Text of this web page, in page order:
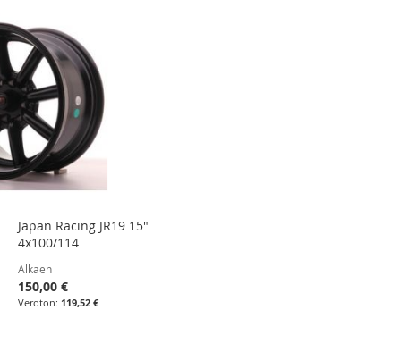
Japan Racing JR19 15"
4x100/114
Alkaen
150,00 €
119,52 €